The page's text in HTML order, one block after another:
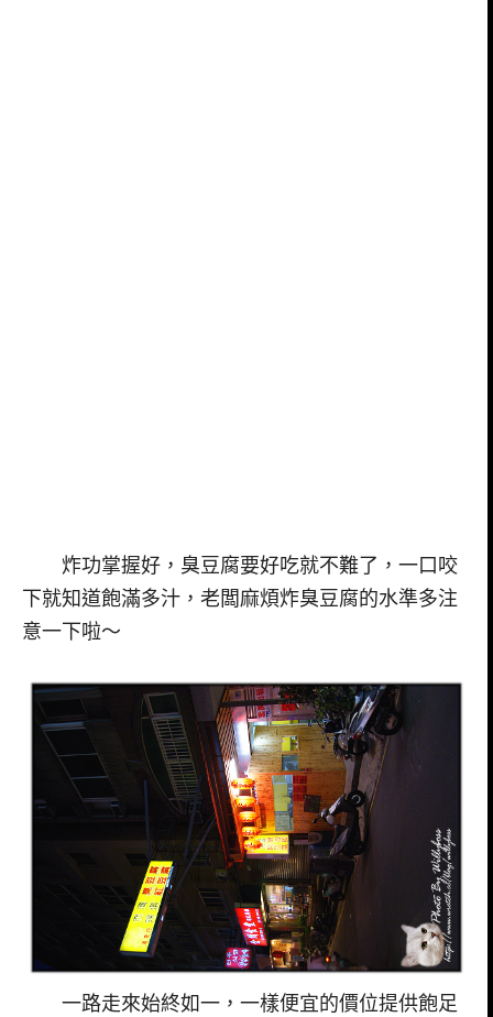
炸功掌握好，臭豆腐要好吃就不難了，一口咬
下就知道飽滿多汁，老闆麻煩炸臭豆腐的水準多注
意一下啦～
一路走來始終如一，一樣便宜的價位提供飽足